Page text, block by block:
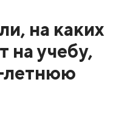
на каких
на учебу,
летнюю